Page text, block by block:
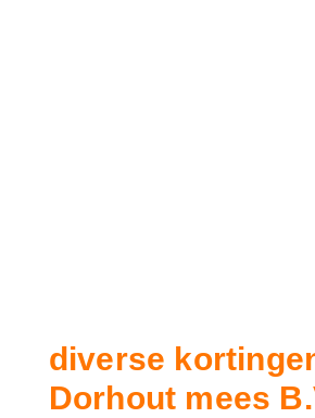
diverse
Dorhout mees